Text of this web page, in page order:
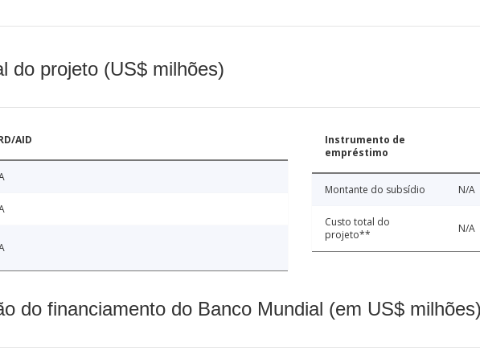
do projeto (US$ milhões)
AID
Instrumento de
empréstimo
Montante do subsídio N/A
Custo total do
projeto**
N/A
do financiamento do Banco Mundial (em US$